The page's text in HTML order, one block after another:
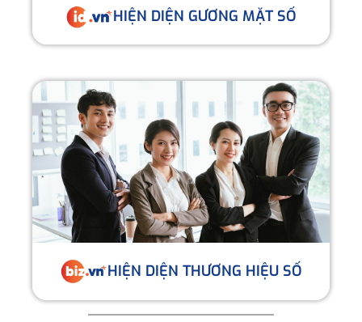
HIỆN DIỆN GƯƠNG MẶT SỐ
HIỆN DIỆN THƯƠNG HIỆU SỐ